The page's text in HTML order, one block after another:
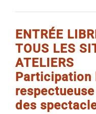
ENTRÉE
TOUS LES
ATELIERS
Participation
des